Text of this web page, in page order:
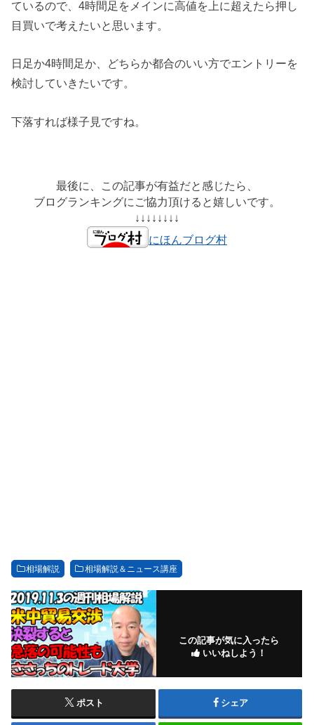
ているので、4時間足をメインに高値を上に超えたら押し
目買いで考えたいと思います。
日足か4時間足か、どちらか都合のいい方でエントリーを
検討していきたいです。
下落すれば様子見ですね。
最後に、この記事が有益だと感じたら、
ブログランキングにご協力頂けると嬉しいです。
↓↓↓↓↓↓↓↓
にほんブログ村
相場解説 相場解説＆ニュース講座
この記事が気に入ったら
いいねしよう！
ポスト シェア